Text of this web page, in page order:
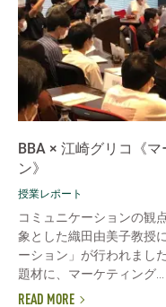
BBA × 江崎グリコ《
ン》
授業レポート
コミュニケーションの観
象とした織田由美子教授
ーション」が行われまし
題材に、マーケティング...
READ MORE